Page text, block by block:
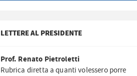
LETTERE AL PRESIDENTE
Prof. Renato Pietroletti
Rubrica diretta a quanti volessero porre